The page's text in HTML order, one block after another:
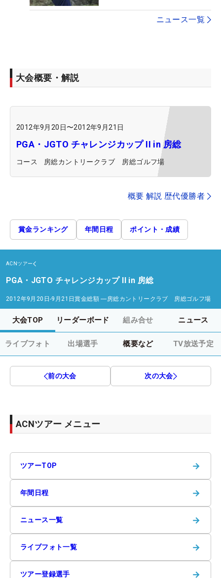
ニュース一覧
大会概要・解説
2012年9月20日〜2012年9月21日
PGA・JGTO チャレンジカップ II in 房総
コース 房総カントリークラブ 房総ゴルフ場
概要 解説 歴代優勝者
賞金ランキング 年間日程 ポイント・成績
ACNツアー
PGA・JGTO チャレンジカップ II in 房総
2012年9月20日-9月21日賞金総額 ―房総カントリークラブ 房総ゴルフ場
大会TOP リーダーボード 組み合せ ニュース
ライブフォト 出場選手 概要など TV放送予定
前の大会 次の大会
ACNツアー メニュー
ツアーTOP →
年間日程 →
ニュース一覧 →
ライブフォト一覧 →
ツアー登録選手 →